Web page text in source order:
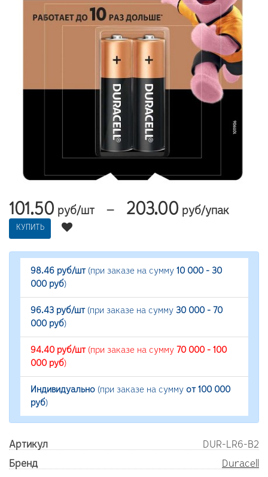
101.50 руб/шт — 203.00 руб/упак
КУПИТЬ
98.46 руб/шт(при заказе на сумму 10 000 - 30
000 руб)
96.43 руб/шт(при заказе на сумму 30 000 - 70
000 руб)
94.40 руб/шт(при заказе на сумму 70 000 - 100
000 руб)
Индивидуально (при заказе на сумму от 100 000
руб)
Артикул
DUR-LR6-B2
Бренд
Duracell